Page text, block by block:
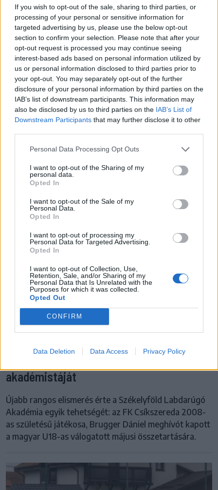
If you wish to opt-out of the sale, sharing to third parties, or
processing of your personal or sensitive information for
targeted advertising by us, please use the below opt-out
section to confirm your selection. Please note that after your
opt-out request is processed you may continue seeing
interest-based ads based on personal information utilized by
us or personal information disclosed to third parties prior to
your opt-out. You may separately opt-out of the further
disclosure of your personal information by third parties on the
IAB’s list of downstream participants. This information may
also be disclosed by us to third parties on the IAB’s List of
Downstream Participants that may further disclose it to other
Personal Data Processing Opt Outs
I want to opt-out of the Sharing of my
personal data.
Opted In
I want to opt-out of the Sale of my
Personal Data.
Opted In
I want to opt-out of processing my
Personal Data for Targeted Advertising.
Opted In
I want to opt-out of Collection, Use,
Retention, Sale, and/or Sharing of my
Personal Data that Is Unrelated with the
Purposes for which it was collected.
Opted Out
CONFIRM
Data Deletion Data Access Privacy Policy
LABDARÚGÓ NB I
Megtört a Fradi uralma, a Győr lett az NB I
bajnoka
Az utolsó fordulóig nyílt volt a harc a magyar
labdarúgó NB I bajnoki címéért. Az éllovas ETO FC
Győr előnnyel várta a zárókört a Ferencvárossal
szemben. Végül nem hibázott, ezzel tizenkét év után
ismét aranyérmet ünnepelhetett.
FK CSÍKSZEREDA
Behívták a magyar korosztályos
akadémistáját
Újabb rangos elismerés érte a Székelyföld Labdarúgó
Akadémia egyik tehetségét: az FK Csíkszereda 2008-
as születésű játékosa, Brugger Dániel meghívót kapott
a magyar U18-as válogatott májusi összetartására.